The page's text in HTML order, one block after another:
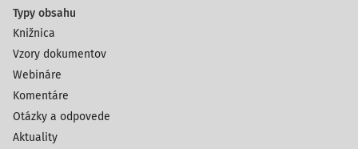
Typy obsahu
Knižnica
Vzory dokumentov
Webináre
Komentáre
Otázky a odpovede
Aktuality